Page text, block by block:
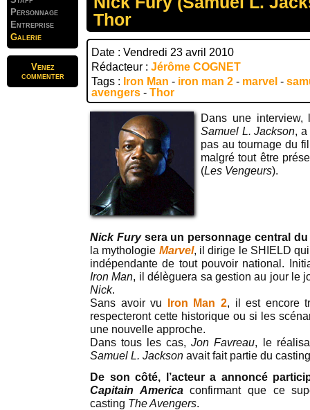
Personnage
Entreprise
Galerie
Venez
commenter
Thor
Date : Vendredi 23 avril 2010
Rédacteur : Jérôme COGNET
Tags : Iron Man - iron man 2 - marvel -
avengers - Thor
Dans une interview,
Samuel L. Jackson, a
pas au tournage du
malgré tout être
(Les Vengeurs).
Nick Furysera un personnage central
la mythologie Marvel, il dirige le SHIELD
indépendante de tout pouvoir national.
Iron Man, il délèguera sa gestion au jour le
Nick.
Sans avoir vu
Iron Man 2, il est encore
respecteront cette historique ou si les
une nouvelle approche.
Dans tous les cas,Jon Favreau, le
Samuel L. Jackson avait fait partie du
De son côté, l’acteur a annoncé
Capitain America confirmant que ce
casting The Avengers.